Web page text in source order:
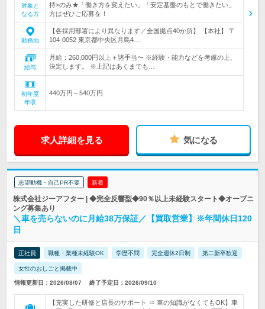
対象と
なる方
持>のみ★「働き方を変えたい」「安定基盤のもとで働きたい」
方はぜひご応募を！
勤務地
【各採用部署により異なります／全国拠点40か所】 【本社】 〒
104-0052 東京都中央区月島4…
給与
月給：260,000円以上＋諸手当〜 ※経験・能力などを考慮の上、
決定します。 ※上記はあくまでも…
初年度
年収
440万円～540万円
求人詳細を見る 気になる
志望動機・自己PR不要 新着
株式会社ジーアフター | ◆完全反響型◆90％以上未経験スタート◆オープニ
ング募集あり
＼車を売らないのに月給38万保証／【買取営業】※年間休日120
日
正社員 職種・業種未経験OK 学歴不問 完全週休2日制 第二新卒歓迎
女性のおしごと掲載中
情報更新日：2026/08/07 終了予定日：2026/09/10
【充実した研修と店長のサポート ⇒ 車の知識がなくてもOK】車